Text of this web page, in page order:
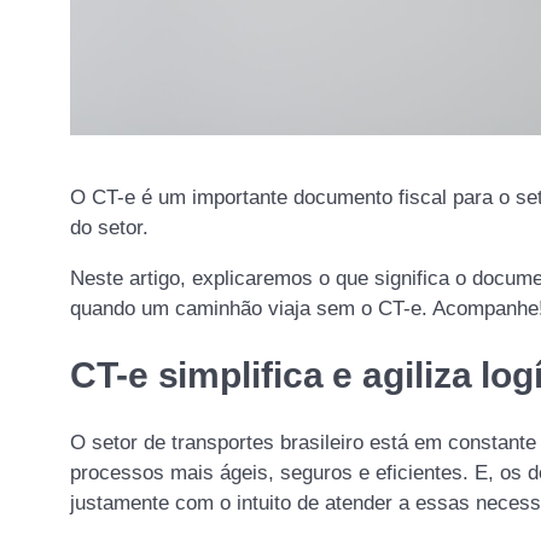
O CT-e é um importante documento fiscal para o
do setor.
Neste artigo, explicaremos o que significa o
quando um caminhão viaja sem o CT-e.
CT-e simplifica e agiliza
O setor de transportes brasileiro está em
processos mais ágeis, seguros e eficientes. E, os
justamente com o intuito de atender a essas